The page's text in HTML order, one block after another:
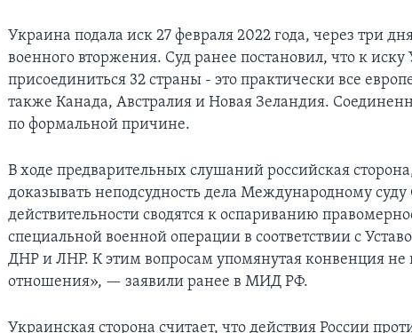
Украина подала иск 27 февраля 2022 года, через три
военного вторжения. Суд ранее постановил, что к
присоединиться 32 страны - это практически все
также Канада, Австралия и Новая Зеландия.
по формальной причине.
В ходе предварительных слушаний российская
доказывать неподсудность дела Международному
действительности сводятся к оспариванию
специальной военной операции в соответствии с
ДНР и ЛHP. К этим вопросам упомянутая конвенция не
отношения», — заявили ранее в МИД РФ.
Украинская сторона считает, что действия России